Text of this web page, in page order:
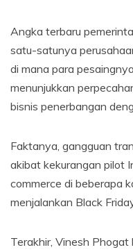
Angka terbaru
satu-satunya
di mana para
menunjukkan
bisnis penerbangan
Faktanya, gangguan
akibat kekurangan pilot
commerce di beberapa
menjalankan Black
Terakhir, Vinesh